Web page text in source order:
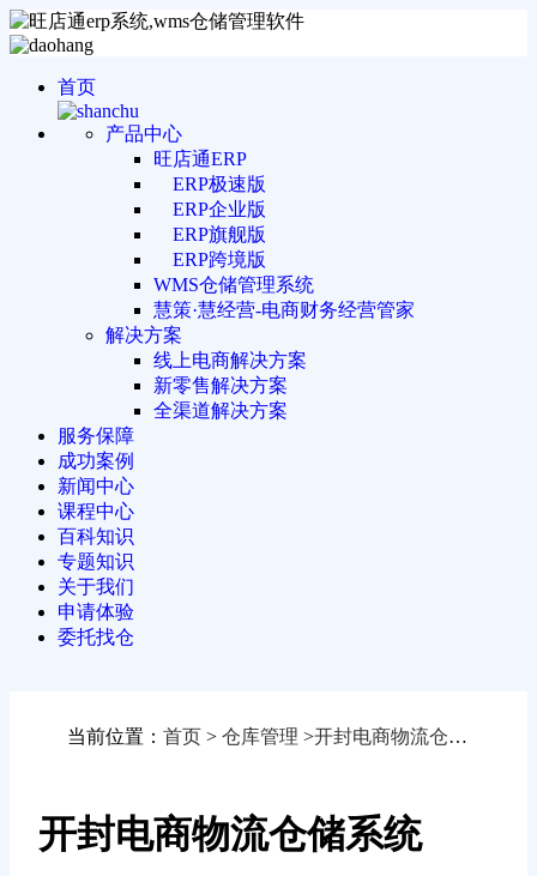
首页
产品中心
旺店通ERP
ERP极速版
ERP企业版
ERP旗舰版
ERP跨境版
WMS仓储管理系统
慧策·慧经营-电商财务经营管家
解决方案
线上电商解决方案
新零售解决方案
全渠道解决方案
服务保障
成功案例
新闻中心
课程中心
百科知识
专题知识
关于我们
申请体验
委托找仓
当前位置： 首页 > 仓库管理 >开封电商物流仓储系统
开封电商物流仓储系统